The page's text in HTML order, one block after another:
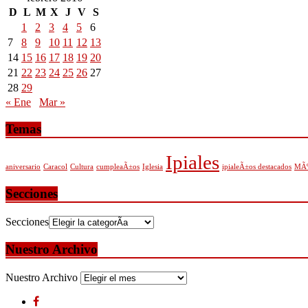
D L M X J V S
1
2 3 4 5
6
7
8 9 10 11 12 13
14 15 16 17 18 19 20
21 22 23 24 25 26 27
28 29
« Ene
Mar »
Temas
aniversario Caracol Cultura cumpleaÃ±os Iglesia Ipiales ipialeÃ±os destacados
Secciones
Secciones
Nuestro Archivo
Nuestro Archivo